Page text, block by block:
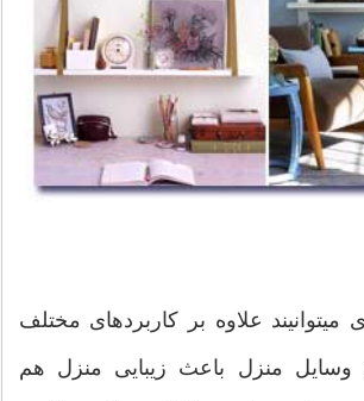
علاوه بر کاربردهای مختلف
وسایل منزل باعث زیبایی منزل هم